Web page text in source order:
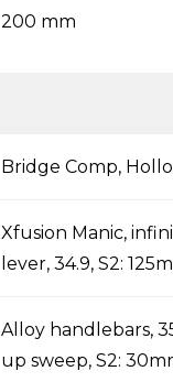
200 mm
Bridge Comp,
Xfusion Manic,
lever, 34.9, S2:
Alloy handlebars,
up sweep, S2: